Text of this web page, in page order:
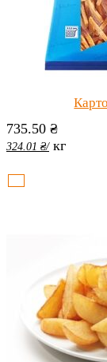
735.50 ₴
324.01 ₴/ кг